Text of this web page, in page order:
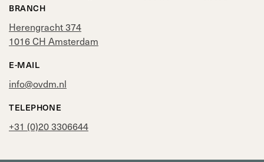
BRANCH
Herengracht 374
1016 CH Amsterdam
E-MAIL
info@ovdm.nl
TELEPHONE
+31 (0)20 3306644